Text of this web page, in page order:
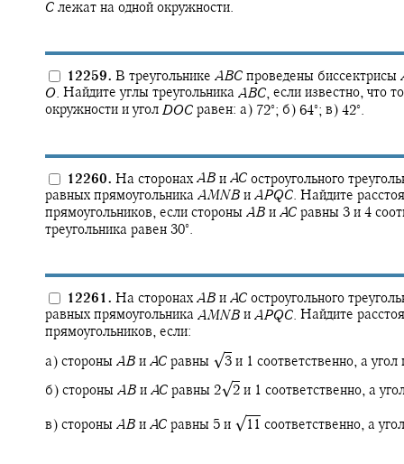
C лежат на одной окружности.
12259. В треугольнике ABC проведены биссектрисы
O. Найдите углы треугольника ABC, если известно, что
окружности и угол DOC равен: а) 72‍∘ ; б) 64‍∘ ; в) 42‍∘ .
12260. На сторонах AB и AC остроугольного
равных прямоугольника AMNB и APQC. Найдите
прямоугольников, если стороны AB и AC равны 3 и 4
треугольника равен 30‍∘ .
12261. На сторонах AB и AC остроугольного
равных прямоугольника AMNB и APQC. Найдите
прямоугольников, если:
а) стороны AB и AC равны √3 и 1 соответственно, а
б) стороны AB и AC равны 2‍√2 и 1 соответственно, а
в) стороны AB и AC равны 5 и √11 соответственно, а